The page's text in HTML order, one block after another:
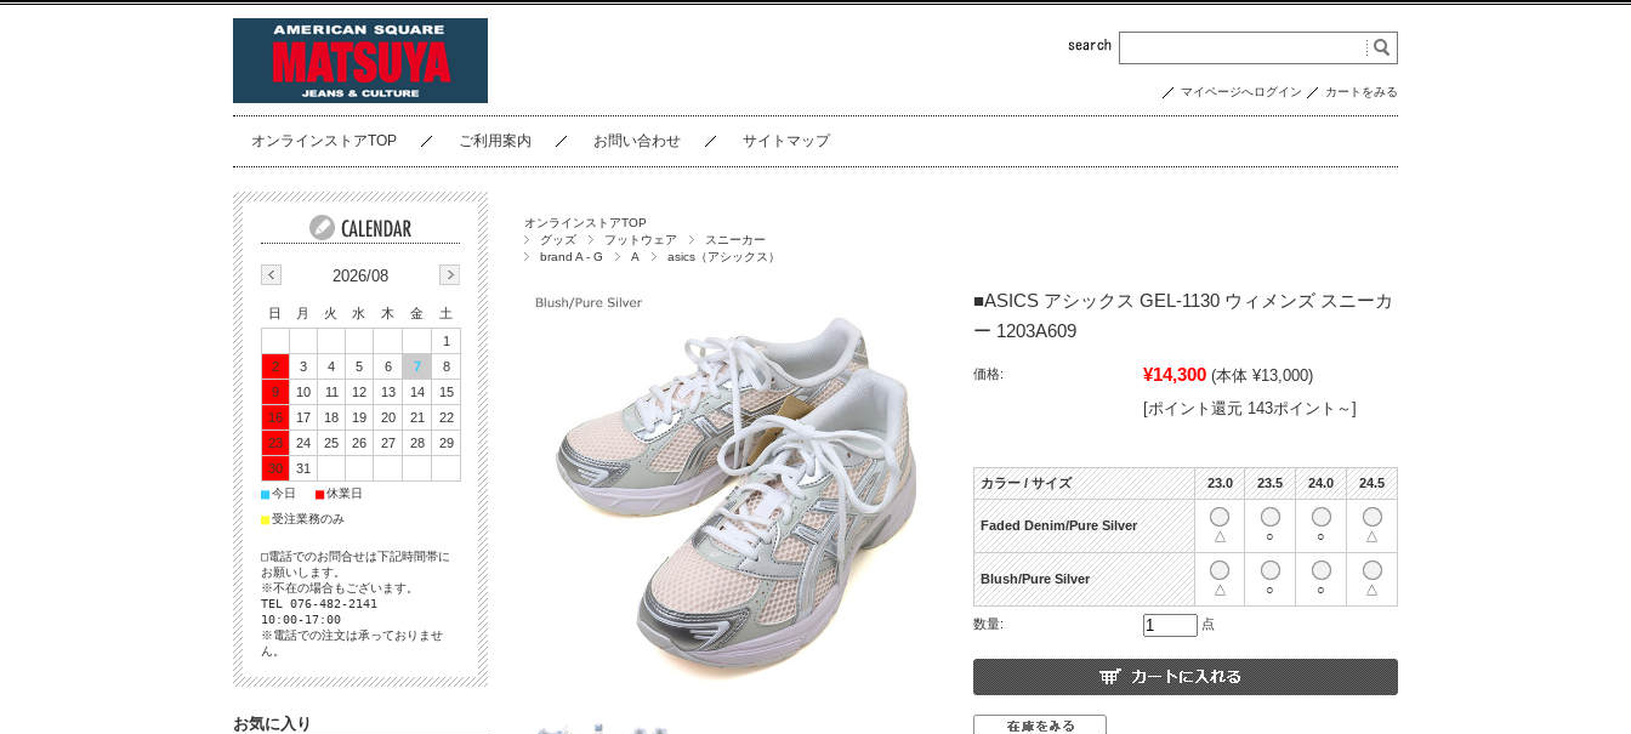
マイページへログイン カートをみる
オンラインストアTOP ご利用案内 お問い合わせ サイトマップ
オンラインストアTOP
グッズ
フットウェア
スニーカー
brand A - G
A asics（アシックス）
■ASICS アシックス GEL-1130 ウィメンズ スニーカ
ー 1203A609
価格: ¥14,300 (本体 ¥13,000)
[ポイント還元 143ポイント～]
カラー / サイズ 23.0 23.5 24.0 24.5
Faded Denim/Pure Silver
△ ○ ○ △
Blush/Pure Silver
△ ○ ○ △
数量: 点
2026/08
日 月 火 水 木 金
土
1
2
3 4 5 6 7
8
9
10 11 12 13 14
15
16
17 18 19 20 21
22
23
24 25 26 27 28
29
30
31
■今日 ■休業日
■受注業務のみ
□電話でのお問合せは下記時間帯に
お願いします。
※不在の場合もございます。
TEL 076-482-2141
10:00-17:00
※電話での注文は承っておりませ
ん。
お気に入り